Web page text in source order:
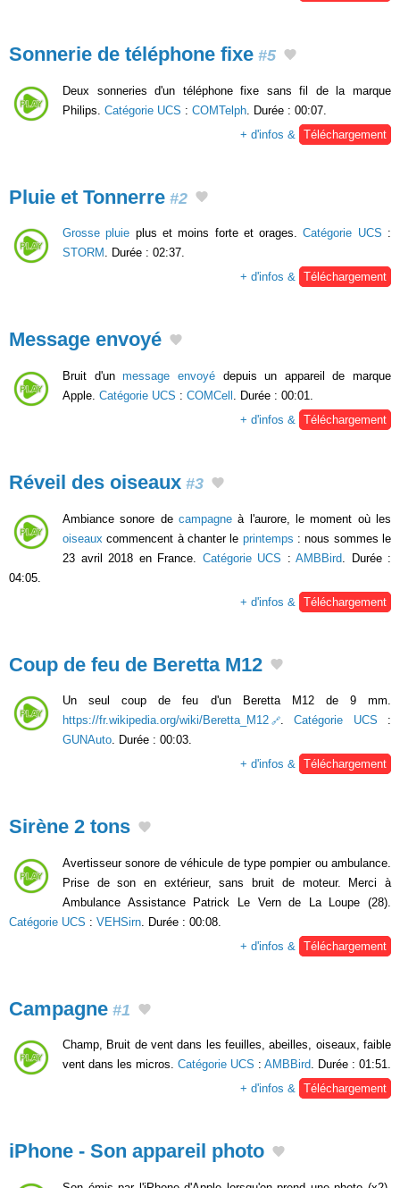
Sonnerie de téléphone fixe #5
Deux sonneries d'un téléphone fixe sans fil de la marque
Philips. Catégorie UCS : COMTelph . Durée : 00:07.
+ d'infos &
Téléchargement
Pluie et Tonnerre #2
Grosse pluie plus et moins forte et orages.Catégorie UCS :
STORM . Durée : 02:37.
+ d'infos & Téléchargement
Message envoyé
Bruit d'unmessage envoyédepuis un appareil de marque
Apple. Catégorie UCS : COMCell
. Durée : 00:01.
+ d'infos &
Téléchargement
Réveil des oiseaux #3
Ambiance sonore de campagne à l'aurore, le moment où les
oiseaux commencent à chanter le printemps : nous sommes le
23 avril 2018 en France. Catégorie UCS : AMBBird . Durée :
04:05.
+ d'infos &
Téléchargement
Coup de feu de Beretta M12
Un seul coup de feu d'un Beretta M12 de 9 mm.
https://fr.wikipedia.org/wiki/Beretta_M12
.Catégorie UCS :
GUNAuto. Durée : 00:03.
+ d'infos & Téléchargement
Sirène 2 tons
Avertisseur sonore de véhicule de type pompier ou ambulance.
Prise de son en extérieur, sans bruit de moteur. Merci à
Ambulance Assistance Patrick Le Vern de La Loupe (28).
Catégorie UCS : VEHSirn . Durée : 00:08.
+ d'infos &
Téléchargement
Campagne #1
Champ, Bruit de vent dans les feuilles, abeilles, oiseaux, faible
vent dans les micros. Catégorie UCS : AMBBird. Durée : 01:51.
+ d'infos & Téléchargement
iPhone - Son appareil photo